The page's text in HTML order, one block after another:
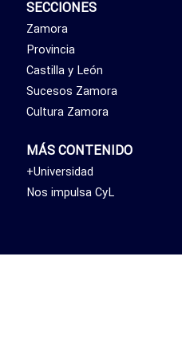
SECCIONES
Zamora
Provincia
Castilla y León
Sucesos Zamora
Cultura Zamora
MÁS CONTENIDO
+Universidad
Nos impulsa CyL